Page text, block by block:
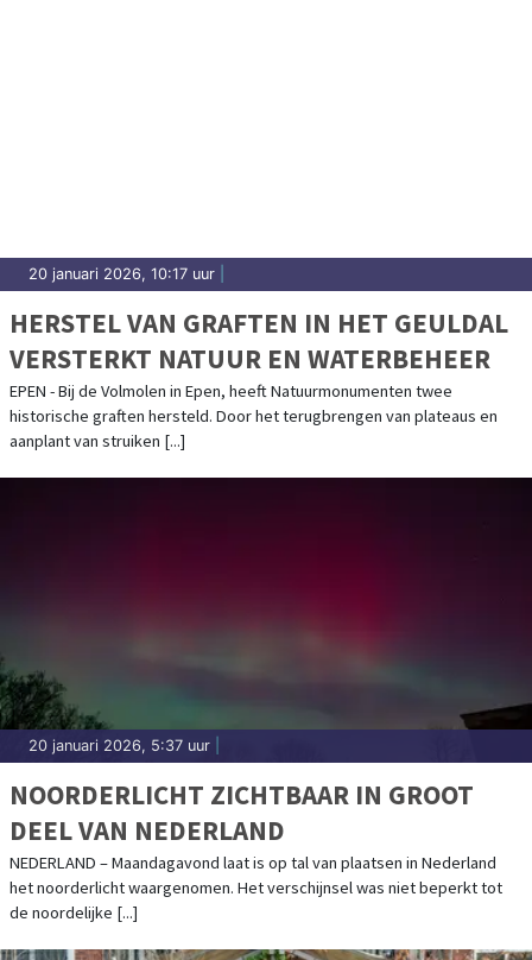
20 januari 2026, 10:17 uur
HERSTEL VAN GRAFTEN IN HET GEULDAL
VERSTERKT NATUUR EN WATERBEHEER
EPEN - Bij de Volmolen in Epen, heeft Natuurmonumenten twee
historische graften hersteld. Door het terugbrengen van plateaus en
aanplant van struiken [...]
20 januari 2026, 5:37 uur
NOORDERLICHT ZICHTBAAR IN GROOT
DEEL VAN NEDERLAND
NEDERLAND – Maandagavond laat is op tal van plaatsen in Nederland
het noorderlicht waargenomen. Het verschijnsel was niet beperkt tot
de noordelijke [...]